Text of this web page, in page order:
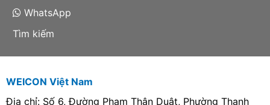
WhatsApp
Tìm kiếm
WEICON Việt Nam
Địa chỉ: Số 6, Đường Phạm Thận Duật, Phường Thạnh